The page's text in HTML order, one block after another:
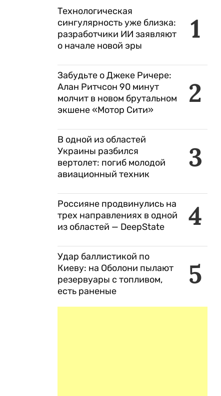
1
Технологическая
сингулярность уже близка:
разработчики ИИ заявляют
о начале новой эры
2
Забудьте о Джеке Ричере:
Алан Ритчсон 90 минут
молчит в новом брутальном
экшене «Мотор Сити»
3
В одной из областей
Украины разбился
вертолет: погиб молодой
авиационный техник
4
Россияне продвинулись на
трех направлениях в одной
из областей — DeepState
5
Удар баллистикой по
Киеву: на Оболони пылают
резервуары с топливом,
есть раненые